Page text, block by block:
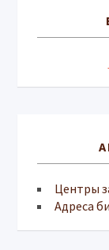
Центры
Адреса